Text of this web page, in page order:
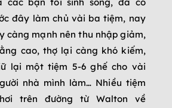
đây làm chủ vài ba tiệm, nay
càng mạnh nên thu nhập giảm,
cao, thợ lại càng khó kiếm,
lại một tiệm 5-6 ghế cho vài
nhà mình làm… Nhiều tiệm
trên đường từ Walton về